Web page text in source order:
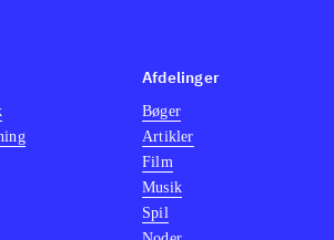
Afdelinger
Bøger
Artikler
Film
Musik
Spil